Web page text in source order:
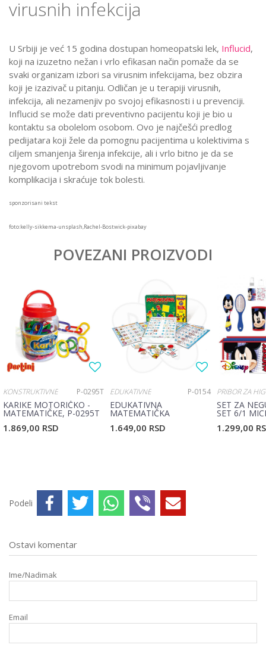
virusnih infekcija
U Srbiji je već 15 godina dostupan homeopatski lek, Influcid,
koji na izuzetno nežan i vrlo efikasan način pomaže da se
svaki organizam izbori sa virusnim infekcijama, bez obzira
koji je izazivač u pitanju. Odličan je u terapiji virusnih,
infekcija, ali nezamenjiv po svojoj efikasnosti i u prevenciji.
Influcid se može dati preventivno pacijentu koji je bio u
kontaktu sa obolelom osobom. Ovo je najčešći predlog
pedijatara koji žele da pomognu pacijentima u kolektivima s
ciljem smanjenja širenja infekcije, ali i vrlo bitno je da se
njegovom upotrebom svodi na minimum pojavljivanje
komplikacija i skraćuje tok bolesti.
sponzorisani tekst
foto:kelly-sikkema-unsplash,Rachel-Bostwick-pixabay
POVEZANI PROIZVODI
KONSTRUKTIVNE P-0295T
KARIKE MOTORIČKO -
MATEMATIČKE, P-0295T
1.869,00 RSD
EDUKATIVNE P-0154
EDUKATIVNA
MATEMATIČKA
1.649,00 RSD
SET ZA
SET 6/1
1.299,00
Podeli
Ostavi komentar
Ime/Nadimak
Email